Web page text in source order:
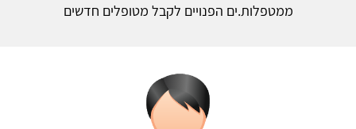
ממטפלות.ים הפנויים לקבל מטופלים חדשים